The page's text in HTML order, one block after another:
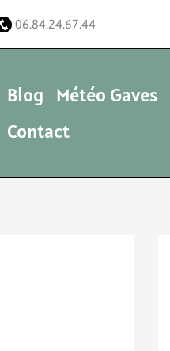
06.84.24.67.44
Blog Météo Gaves
Contact